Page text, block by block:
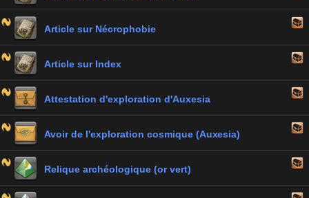
Article sur Nécrophobie
Article sur Index
Attestation d'exploration d'Auxesia
Avoir de l'exploration cosmique (Auxesia)
Relique archéologique (or vert)